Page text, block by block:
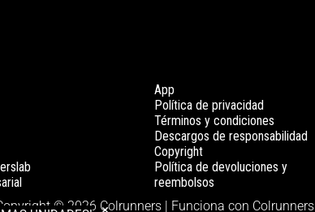
App
Política de privacidad
Términos y condiciones
Descargos de responsabilidad
Copyright
Política de devoluciones y
reembolsos
© 2026 Colrunners | Funciona con Colrunners